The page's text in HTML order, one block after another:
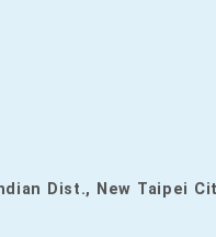
Dist., New Taipei